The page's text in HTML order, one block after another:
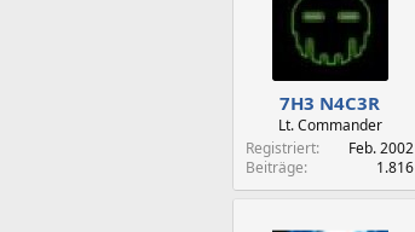
7H3 N4C3R
Lt. Commander
Registriert
Feb. 2002
Beiträge
1.816